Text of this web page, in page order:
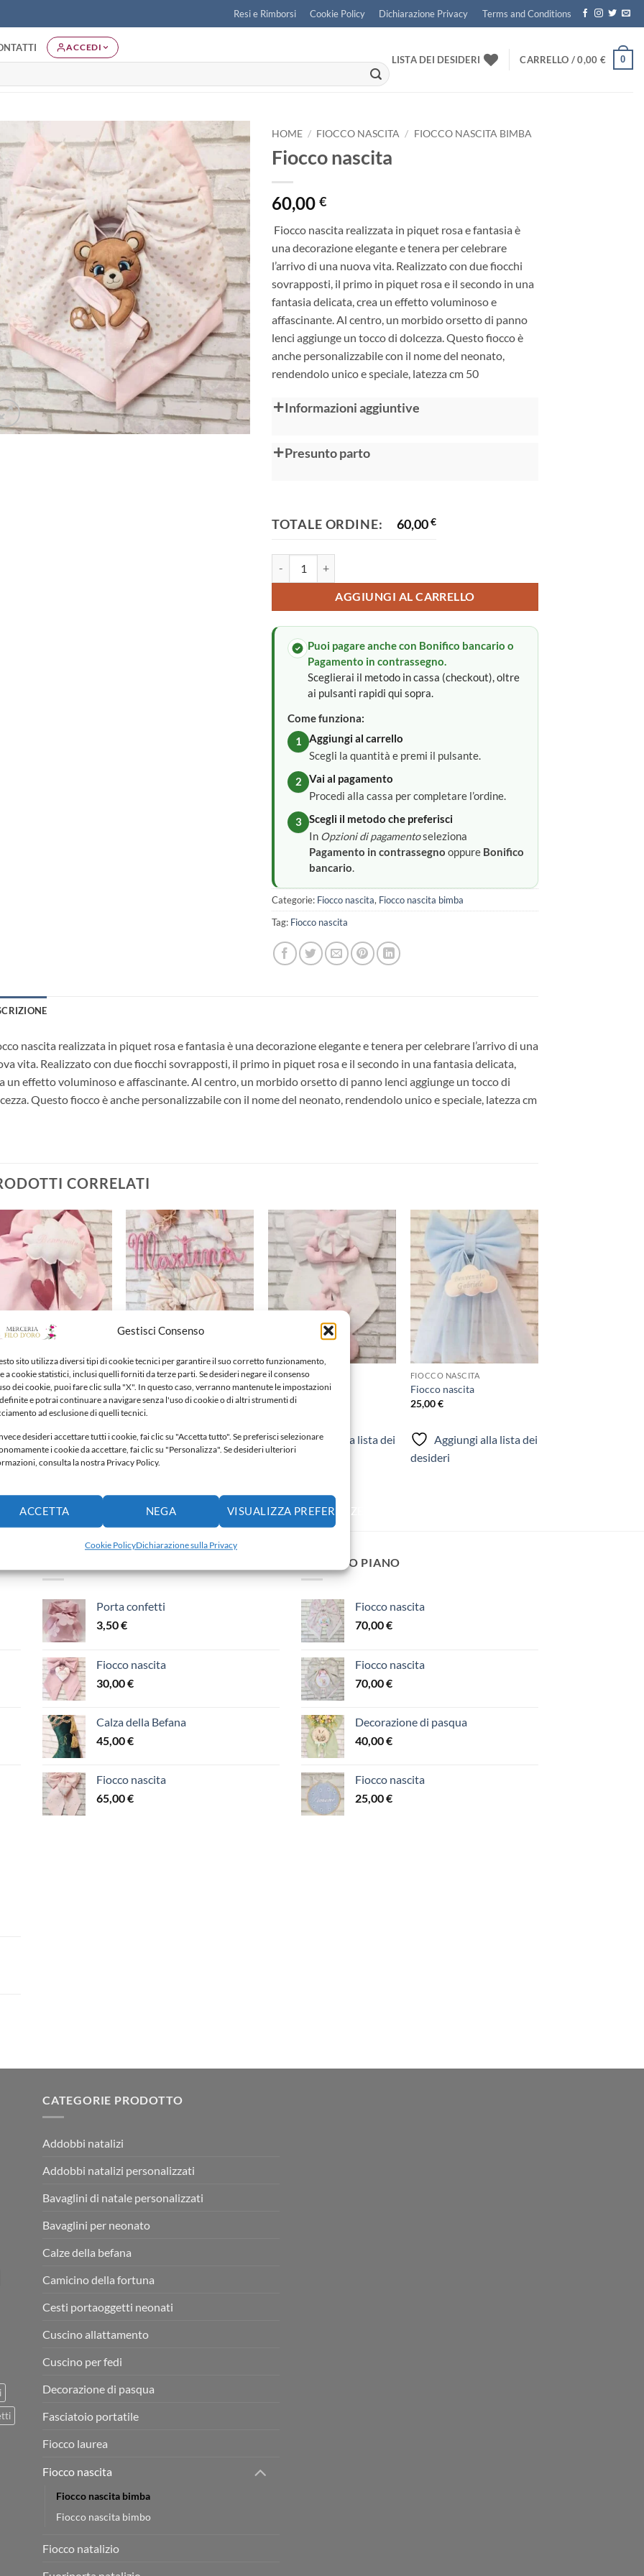
Gestisci Consenso
sito utilizza diversi tipi di cookie tecnici per garantire il suo corretto funzionamento,
a cookie statistici, inclusi quelli forniti da terze parti. Se desideri negare il consenso
dei cookie, puoi fare clic sulla "X". In questo caso, verranno mantenute le impostazioni
e potrai continuare a navigare senza l'uso di cookie o di altri strumenti di
ad esclusione di quelli tecnici.
desideri accettare tutti i cookie, fai clic su "Accetta tutto". Se preferisci selezionare
i cookie da accettare, fai clic su "Personalizza". Se desideri ulteriori
consulta la nostra Privacy Policy.
ACCETTA NEGA VISUALIZZA PREFERENZE
Cookie PolicyDichiarazione sulla Privacy
Resi e Rimborsi Cookie Policy Dichiarazione Privacy Terms and Conditions
ACCEDI
LISTA DEI DESIDERI CARRELLO /0,00 € 0
Aggiungi
alla lista
dei
desideri
HOME / FIOCCO NASCITA / FIOCCO NASCITA BIMBA
Fiocco nascita
60,00€
Fiocco nascita realizzata in piquet rosa e fantasia è
una decorazione elegante e tenera per celebrare
l’arrivo di una nuova vita. Realizzato con due fiocchi
sovrapposti, il primo in piquet rosa e il secondo in una
fantasia delicata, crea un effetto voluminoso e
affascinante. Al centro, un morbido orsetto di panno
lenci aggiunge un tocco di dolcezza. Questo fiocco è
anche personalizzabile con il nome del neonato,
rendendolo unico e speciale, latezza cm 50
Informazioni aggiuntive
Presunto parto
TOTALE ORDINE: 60,00€
AGGIUNGI AL CARRELLO
Alternative:
Puoi pagare anche con Bonifico bancario o
Pagamento in contrassegno.
Sceglierai il metodo in cassa (checkout), oltre
ai pulsanti rapidi qui sopra.
Come funziona:
1
Aggiungi al carrello
Scegli la quantità e premi il pulsante.
2
Vai al pagamento
Procedi alla cassa per completare l’ordine.
3
Scegli il metodo che preferisci
In Opzioni di pagamentoseleziona
Pagamento in contrassegno oppure Bonifico
bancario.
Categorie: Fiocco nascita, Fiocco nascita bimba
Tag: Fiocco nascita
nascita realizzata in piquet rosa e fantasia è una decorazione elegante e tenera per celebrare l’arrivo di una
vita. Realizzato con due fiocchi sovrapposti, il primo in piquet rosa e il secondo in una fantasia delicata,
un effetto voluminoso e affascinante. Al centro, un morbido orsetto di panno lenci aggiunge un tocco di
Questo fiocco è anche personalizzabile con il nome del neonato, rendendolo unico e speciale, latezza cm
CORRELATI
Aggiungi
alla lista
dei
desideri
NASCITA
nascita
€
Aggiungi alla lista dei
Aggiungi
alla lista
dei
desideri
FIOCCO NASCITA
Fiocco nascita
70,00€
Aggiungi alla lista dei
desideri
Aggiungi
alla lista
dei
FIOCCO NASCITA
Fiocco nascita
60,00€
Aggiungi alla lista dei
desideri
Aggiungi
alla lista
dei
desideri
FIOCCO NASCITA
Fiocco nascita
25,00€
Aggiungi alla lista dei
desideri
Porta confetti
3,50€
Fiocco nascita
30,00€
Calza della Befana
45,00€
Fiocco nascita
65,00€
IN PRIMO PIANO
Fiocco nascita
70,00€
Fiocco nascita
70,00€
Decorazione di pasqua
40,00€
Fiocco nascita
25,00€
CATEGORIE PRODOTTO
Addobbi natalizi
Addobbi natalizi personalizzati
Bavaglini di natale personalizzati
Bavaglini per neonato
Calze della befana
Camicino della fortuna
Cesti portaoggetti neonati
Cuscino allattamento
Cuscino per fedi
Decorazione di pasqua
Fasciatoio portatile
Fiocco laurea
Fiocco nascita
Fiocco nascita bimba
Fiocco nascita bimbo
Fiocco natalizio